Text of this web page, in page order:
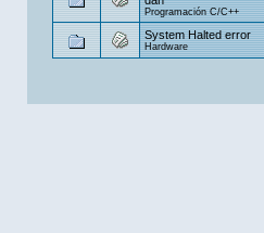
Programación C/C++
System Halted error
Hardware